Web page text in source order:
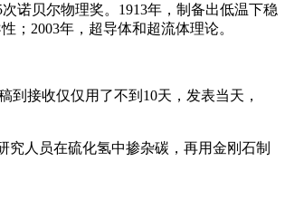
诺贝尔物理奖。1913年，制备出低温下稳
2003年，超导体和超流体理论。
到接收仅仅用了不到10天，发表当天，
人员在硫化氢中掺杂碳，再用金刚石制